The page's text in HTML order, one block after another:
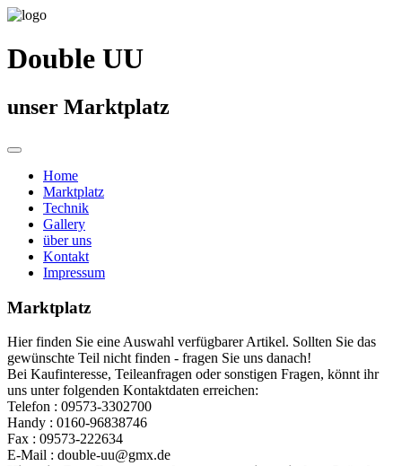
Double UU
unser Marktplatz
Home
Marktplatz
Technik
Gallery
über uns
Kontakt
Impressum
Marktplatz
Hier finden Sie eine Auswahl verfügbarer Artikel. Sollten Sie das
gewünschte Teil nicht finden - fragen Sie uns danach!
Bei Kaufinteresse, Teileanfragen oder sonstigen Fragen, könnt ihr
uns unter folgenden Kontaktdaten erreichen:
Telefon : 09573-3302700
Handy : 0160-96838746
Fax : 09573-222634
E-Mail : double-uu@gmx.de